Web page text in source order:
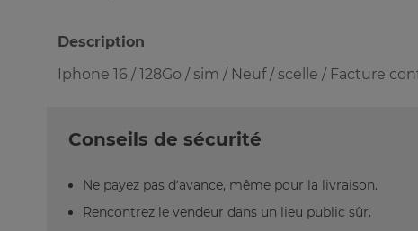
Description
Iphone 16 / 128Go / sim / Neuf / scelle / Facture
Conseils de sécurité
Ne payez pas d’avance, même pour la livraison.
Rencontrez le vendeur dans un lieu public sûr.